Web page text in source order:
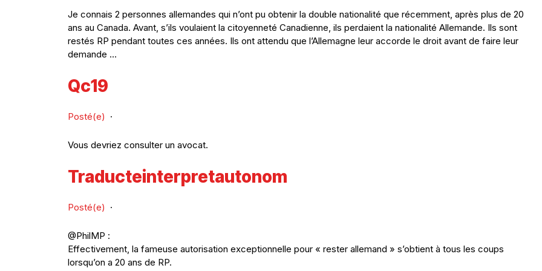
Je connais 2 personnes allemandes qui n’ont pu obtenir la double nationalité que récemment, après plus de 20
ans au Canada. Avant, s’ils voulaient la citoyenneté Canadienne, ils perdaient la nationalité Allemande. Ils sont
restés RP pendant toutes ces années. Ils ont attendu que l’Allemagne leur accorde le droit avant de faire leur
demande …
Qc19
Posté(e) ·
Vous devriez consulter un avocat.
Traducteinterpretautonom
Posté(e) ·
@PhilMP :
Effectivement, la fameuse autorisation exceptionnelle pour « rester allemand » s’obtient à tous les coups
lorsqu’on a 20 ans de RP.